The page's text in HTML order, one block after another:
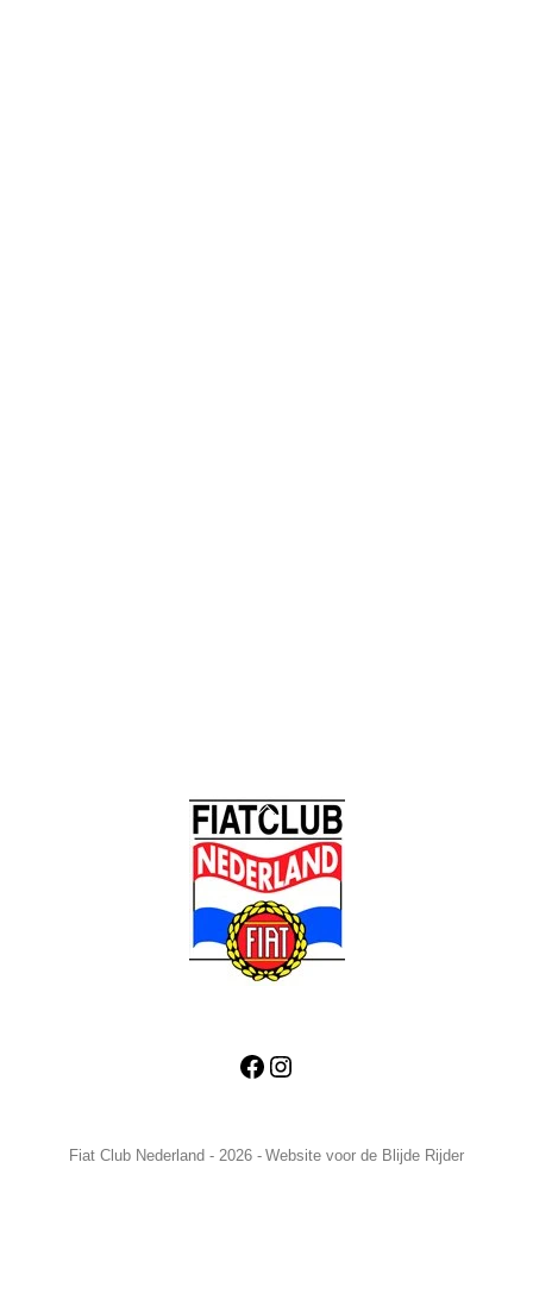
Back
To
Top
Facebook
Instagram
Fiat Club Nederland - 2026 - Website voor de Blijde Rijder